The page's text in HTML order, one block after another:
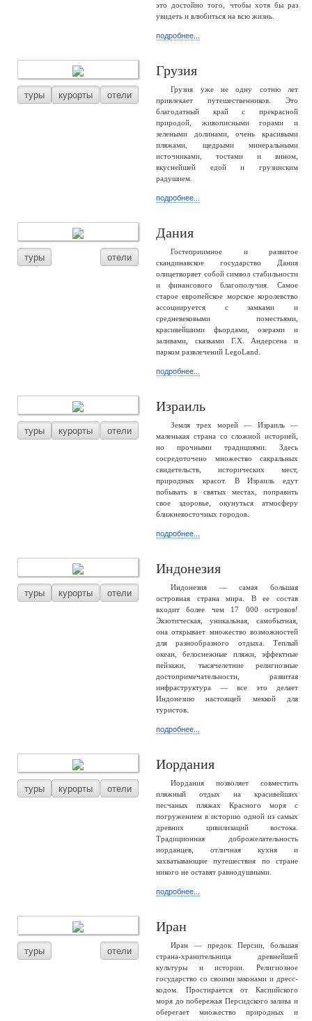
это достойно того, чтобы хотя бы раз
увидеть и влюбиться на всю жизнь.
подробнее...
туры курорты отели
Грузия
Грузия уже не одну сотню лет
привлекает путешественников. Это
благодатный край с прекрасной
природой, живописными горами и
зелеными долинами, очень красивыми
пляжами, щедрыми минеральными
источниками, тостами и вином,
вкуснейшей едой и грузинским
радушием.
подробнее...
туры отели
Дания
Гостеприимное и развитое
скандинавское государство Дания
олицетворяет собой символ стабильности
и финансового благополучия. Самое
старое европейское морское королевство
ассоциируется с замками и
средневековыми поместьями,
красивейшими фьордами, озерами и
заливами, сказками Г.Х. Андерсена и
парком развлечений LegoLand.
подробнее...
туры курорты отели
Израиль
Земля трех морей — Израиль —
маленькая страна со сложной историей,
но прочными традициями. Здесь
сосредоточено множество сакральных
свидетельств, исторических мест,
природных красот. В Израиль едут
побывать в святых местах, поправить
свое здоровье, окунуться атмосферу
ближневосточных городов.
подробнее...
туры курорты отели
Индонезия
Индонезия — самая большая
островная страна мира. В ее состав
входит более чем 17 000 островов!
Экзотическая, уникальная, самобытная,
она открывает множество возможностей
для разнообразного отдыха. Теплый
океан, белоснежные пляжи, эффектные
пейзажи, тысячелетние религиозные
достопримечательности, развитая
инфраструктура — все это делает
Индонезию настоящей меккой для
туристов.
подробнее...
туры курорты отели
Иордания
Иордания позволяет совместить
пляжный отдых на красивейших
песчаных пляжах Красного моря с
погружением в историю одной из самых
древних цивилизаций востока.
Традиционная доброжелательность
иорданцев, отличная кухня и
захватывающие путешествия по стране
никого не оставят равнодушными.
подробнее...
туры отели
Иран
Иран — предок Персии, большая
страна-хранительница древнейшей
культуры и истории. Религиозное
государство со своими законами и дресс-
кодом. Простирается от Каспийского
моря до побережья Персидского залива и
оберегает множество природных и